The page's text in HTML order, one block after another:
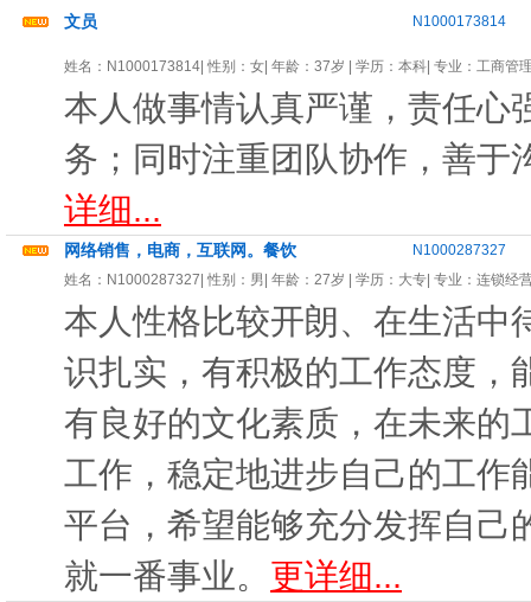
文员 N1000173814
姓名： N1000173814 | 性别： 女 | 年龄： 37岁 | 学历：本科| 专业： 工商管
本人做事情认真严谨，责任心
务；同时注重团队协作，善于
详细...
网络销售，电商，互联网。餐饮
N1000287327
姓名： N1000287327 | 性别： 男 | 年龄： 27岁 | 学历：大专| 专业： 连锁经
本人性格比较开朗、在生活中
识扎实，有积极的工作态度，
有良好的文化素质，在未来的
工作，稳定地进步自己的工作
平台，希望能够充分发挥自己
就一番事业。 更详细...